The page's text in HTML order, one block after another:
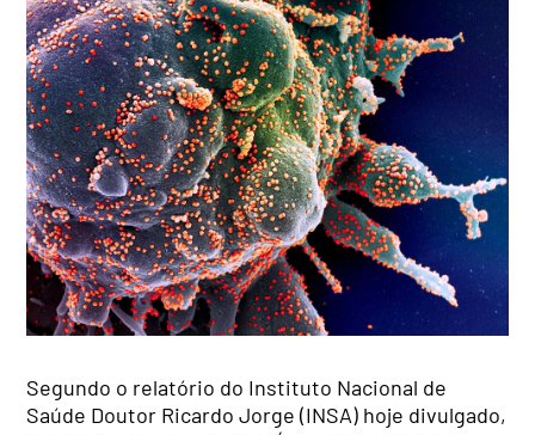
Segundo o relatório do Instituto Nacional de
Saúde Doutor Ricardo Jorge (INSA) hoje divulgado,